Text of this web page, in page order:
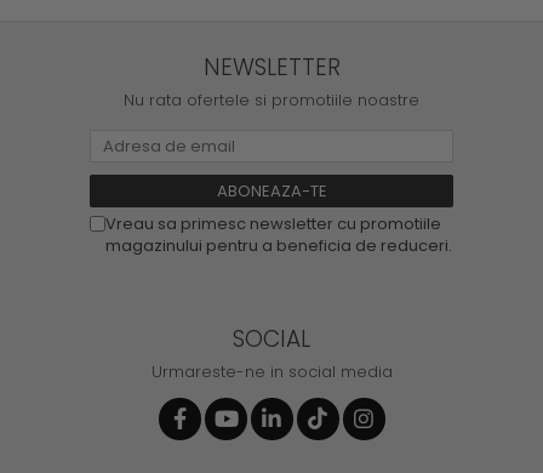
NEWSLETTER
Nu rata ofertele si promotiile noastre
Vreau sa primesc newsletter cu promotiile
magazinului pentru a beneficia de reduceri.
SOCIAL
Urmareste-ne in social media